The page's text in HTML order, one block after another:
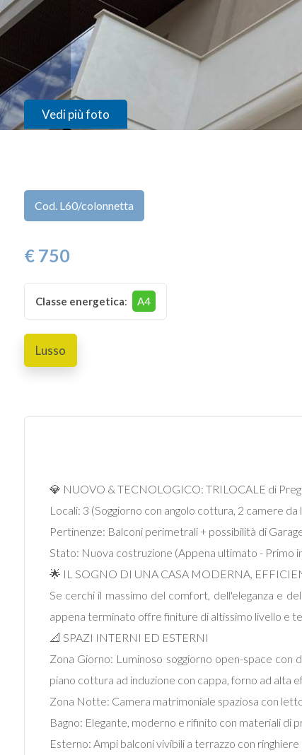
Vedi più foto
Cod. L60/colonnetta
€ 750
Classe energetica: A4
Lusso
💎 NUOVO & TECNOLOGICO: TRILOCALE di
Locali: 3 (Soggiorno con angolo cottura, 2 camere da
Pertinenze: Balconi perimetrali + possibilità di
Stato: Nuova costruzione (Appena ultimato - Primo
🌟 IL SOGNO DI UNA CASA MODERNA,
Se cerchi il massimo del comfort, dell'eleganza e
appena terminato offre finiture di altissimo livello e
📐 SPAZI INTERNI ED ESTERNI
Zona Giorno: Luminoso soggiorno open-space con
piano cottura ad induzione con cappa, forno ad alta
Zona Notte: Camera matrimoniale spaziosa con
Bagno: Elegante, moderno e rifinito con materiali di
Esterno: Ampi balconi vivibili a terrazzo con
Comune
Tipologia
Commerciali
Totale
Locali
minimi
Qualsiasi